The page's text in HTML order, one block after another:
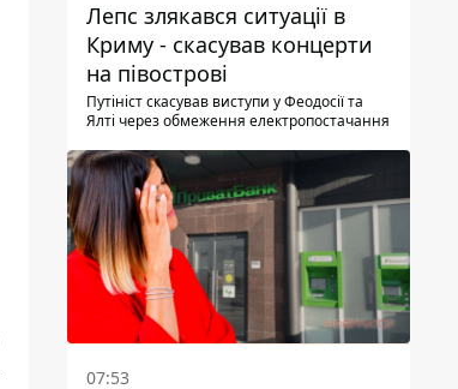
Лепс злякався ситуації в
Криму - скасував концерти
на півострові
Путініст скасував виступи у Феодосії та
Ялті через обмеження електропостачання
07:53